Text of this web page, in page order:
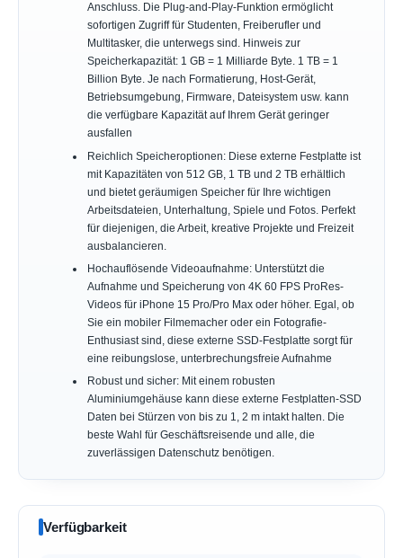
Anschluss. Die Plug-and-Play-Funktion ermöglicht
sofortigen Zugriff für Studenten, Freiberufler und
Multitasker, die unterwegs sind. Hinweis zur
Speicherkapazität: 1 GB = 1 Milliarde Byte. 1 TB = 1
Billion Byte. Je nach Formatierung, Host-Gerät,
Betriebsumgebung, Firmware, Dateisystem usw. kann
die verfügbare Kapazität auf Ihrem Gerät geringer
ausfallen
Reichlich Speicheroptionen: Diese externe Festplatte ist
mit Kapazitäten von 512 GB, 1 TB und 2 TB erhältlich
und bietet geräumigen Speicher für Ihre wichtigen
Arbeitsdateien, Unterhaltung, Spiele und Fotos. Perfekt
für diejenigen, die Arbeit, kreative Projekte und Freizeit
ausbalancieren.
Hochauflösende Videoaufnahme: Unterstützt die
Aufnahme und Speicherung von 4K 60 FPS ProRes-
Videos für iPhone 15 Pro/Pro Max oder höher. Egal, ob
Sie ein mobiler Filmemacher oder ein Fotografie-
Enthusiast sind, diese externe SSD-Festplatte sorgt für
eine reibungslose, unterbrechungsfreie Aufnahme
Robust und sicher: Mit einem robusten
Aluminiumgehäuse kann diese externe Festplatten-SSD
Daten bei Stürzen von bis zu 1, 2 m intakt halten. Die
beste Wahl für Geschäftsreisende und alle, die
zuverlässigen Datenschutz benötigen.
Verfügbarkeit